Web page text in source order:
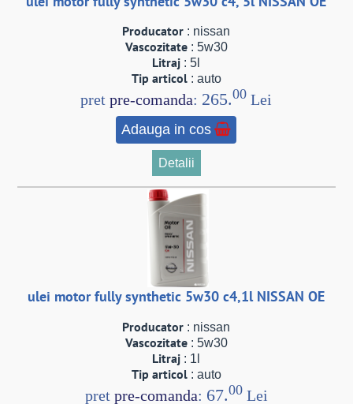
Producator : nissan
Vascozitate: 5w30
Litraj : 5l
Tip articol: auto
pretpre-comanda: 265.00 Lei
Adauga in cos
Detalii
ulei motor fully synthetic 5w30 c4,1l NISSAN OE
Producator : nissan
Vascozitate: 5w30
Litraj : 1l
Tip articol: auto
pret pre-comanda: 67.00Lei